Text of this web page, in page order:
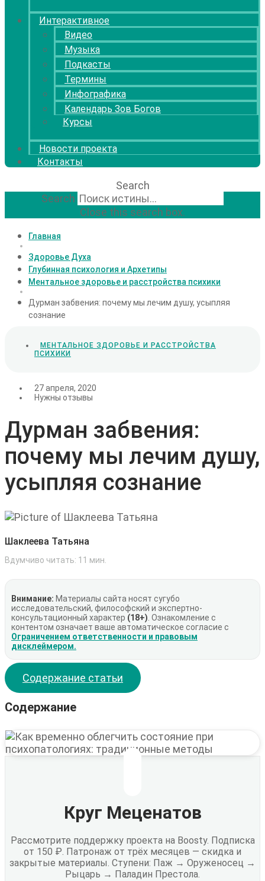
Интерактивное
Видео
Музыка
Подкасты
Термины
Инфографика
Календарь Зов Богов
Курсы
Новости проекта
Контакты
Search
Search
Close this search box.
Главная
Здоровье Духа
Глубинная психология и Архетипы
Ментальное здоровье и расстройства психики
Дурман забвения: почему мы лечим душу, усыпляя
сознание
МЕНТАЛЬНОЕ ЗДОРОВЬЕ И РАССТРОЙСТВА
ПСИХИКИ
27 апреля, 2020
Нужны отзывы
Дурман забвения:
почему мы лечим душу,
усыпляя сознание
Шаклеева Татьяна
Вдумчиво читать: 11 мин.
Внимание: Материалы сайта носят сугубо
исследовательский, философский и экспертно-
консультационный характер (18+) . Ознакомление с
контентом означает ваше автоматическое согласие с
Ограничением ответственности и правовым
дисклеймером.
Содержание статьи
Содержание
Круг Меценатов
Рассмотрите поддержку проекта на Boosty. Подписка
от 150 ₽. Патронаж от трёх месяцев — скидка и
закрытые материалы. Ступени: Паж → Оруженосец →
Рыцарь → Паладин Престола.